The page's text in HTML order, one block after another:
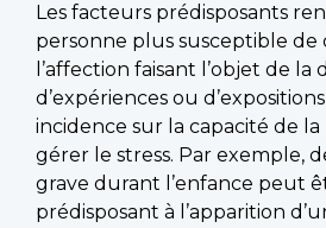
Les facteurs prédisposants
personne plus susceptible
l’affection faisant l’objet de la
d’expériences ou
incidence sur la capacité de
gérer le stress. Par exemple,
grave durant l’enfance peut
prédisposant à l’apparition